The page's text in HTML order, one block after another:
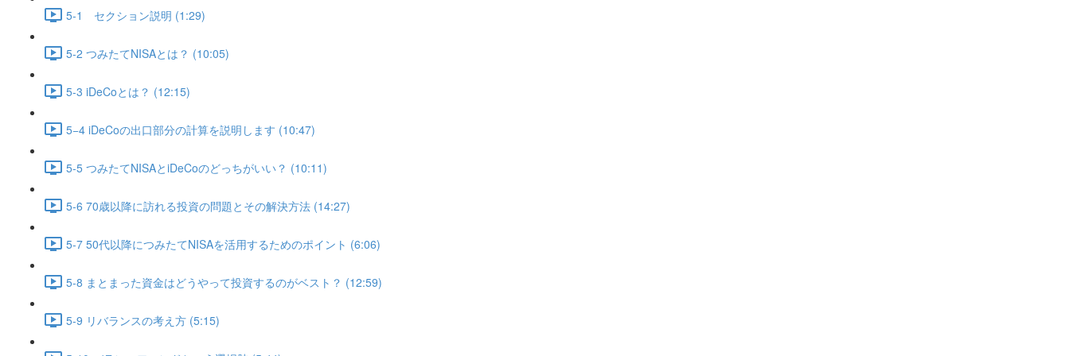
5-1 セクション説明 (1:29)
5-2 つみたてNISAとは？ (10:05)
5-3 iDeCoとは？ (12:15)
5−4 iDeCoの出口部分の計算を説明します (10:47)
5-5 つみたてNISAとiDeCoのどっちがいい？ (10:11)
5-6 70歳以降に訪れる投資の問題とその解決方法 (14:27)
5-7 50代以降につみたてNISAを活用するためのポイント (6:06)
5-8 まとまった資金はどうやって投資するのがベスト？ (12:59)
5-9 リバランスの考え方 (5:15)